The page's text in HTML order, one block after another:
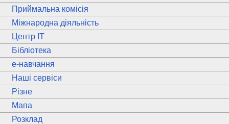
Приймальна комісія
Міжнародна діяльність
Центр ІТ
Бібліотека
e-навчання
Наші сервіси
Різне
Мапа
Розклад